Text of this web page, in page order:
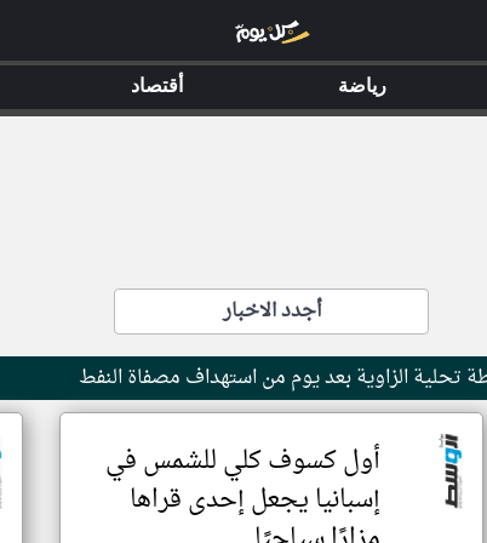
أجدد الاخبار
تحلية الزاوية بعد يوم من استهداف مصفاة النفط
أول كسوف كلي للشمس في
إسبانيا يجعل إحدى قراها
رياضة أقتصاد